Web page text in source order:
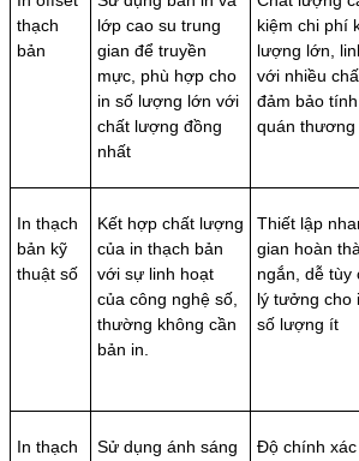
thạch
bản
lớp cao su trung
gian để truyền
mực, phù hợp cho
in số lượng lớn với
chất lượng đồng
nhất
kiệm chi phí
lượng lớn,
với nhiều
đảm bảo
quán thương
In thạch
bản kỹ
thuật số
Kết hợp chất lượng
của in thạch bản
với sự linh hoạt
của công nghệ số,
thường không cần
bản in.
Thiết lập
gian hoàn
ngắn, dễ tùy
lý tưởng cho
số lượng ít
In thạch
Sử dụng ánh sáng
Độ chính xác